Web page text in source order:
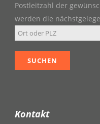
Postleitzahl der
werden die
Kontakt